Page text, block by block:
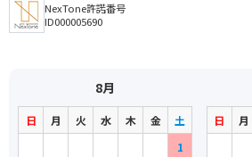
NexTone許諾番号
ID000005690
8月
日 月 火 水 木 金
土
1
日 月